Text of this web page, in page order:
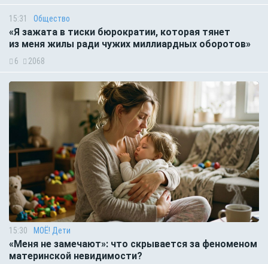
15:31 Общество
«Я зажата в тиски бюрократии, которая тянет
из меня жилы ради чужих миллиардных оборотов»
6 2068
15:30 МОЁ! Дети
«Меня не замечают»: что скрывается за феноменом
материнской невидимости?